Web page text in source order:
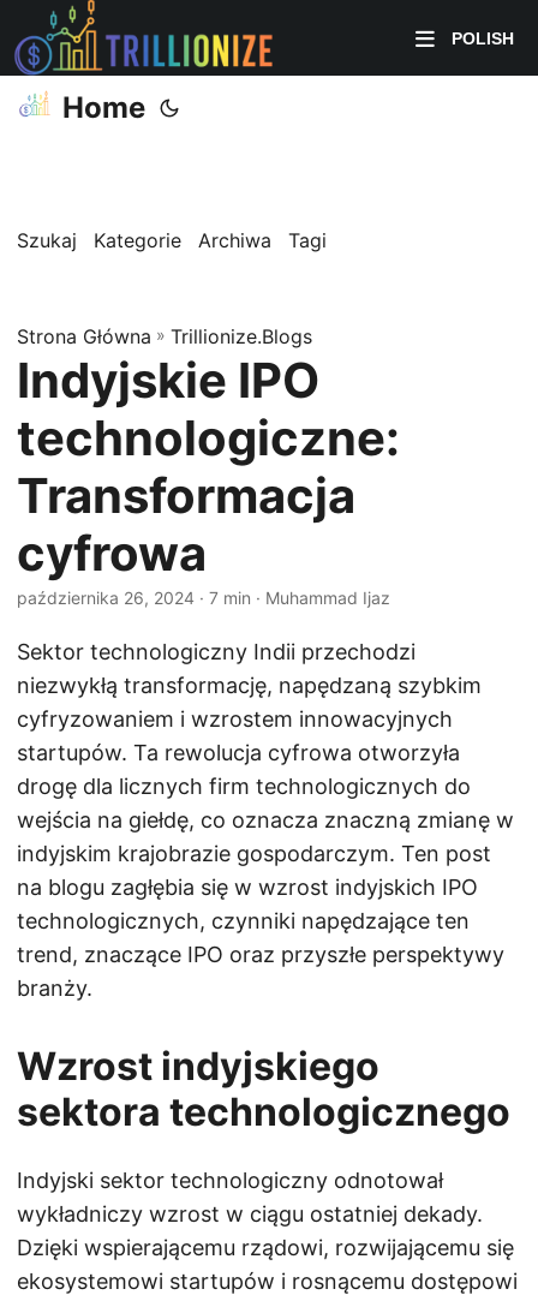
POLISH
Home
Szukaj Kategorie Archiwa Tagi
Strona Główna » Trillionize.Blogs
Indyjskie IPO
technologiczne:
Transformacja
cyfrowa
października 26, 2024 · 7 min · Muhammad Ijaz
Sektor technologiczny Indii przechodzi
niezwykłą transformację, napędzaną szybkim
cyfryzowaniem i wzrostem innowacyjnych
startupów. Ta rewolucja cyfrowa otworzyła
drogę dla licznych firm technologicznych do
wejścia na giełdę, co oznacza znaczną zmianę w
indyjskim krajobrazie gospodarczym. Ten post
na blogu zagłębia się w wzrost indyjskich IPO
technologicznych, czynniki napędzające ten
trend, znaczące IPO oraz przyszłe perspektywy
branży.
Wzrost indyjskiego
sektora technologicznego
Indyjski sektor technologiczny odnotował
wykładniczy wzrost w ciągu ostatniej dekady.
Dzięki wspierającemu rządowi, rozwijającemu się
ekosystemowi startupów i rosnącemu dostępowi